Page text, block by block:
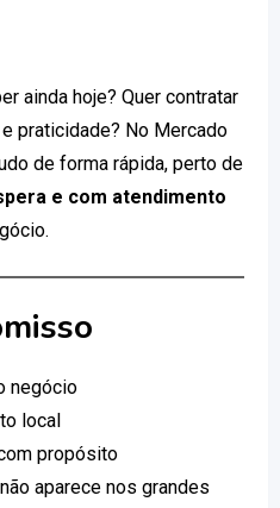
ainda hoje? Quer contratar
praticidade? No Mercado
de forma rápida, perto de
e com atendimento
negócio
local
propósito
aparece nos grandes